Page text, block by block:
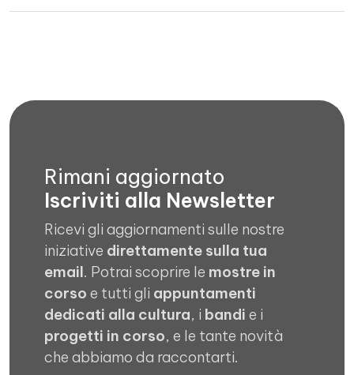
Rimani aggiornato
Iscriviti alla Newsletter
Ricevi gli aggiornamenti sulle nostre
iniziative direttamente sulla tua
email. Potrai scoprire le mostre in
corso e tutti gli appuntamenti
dedicati alla cultura, i bandi e i
progetti in corso, e le tante novità
che abbiamo da raccontarti.